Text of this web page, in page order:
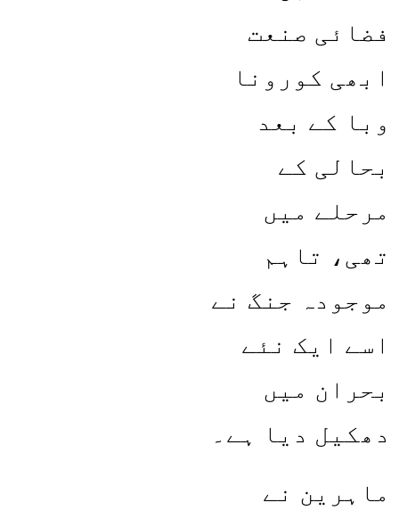
فضائی صنعت
ابھی کورونا
وبا کے بعد
بحالی کے
مرحلے میں
تھی، تاہم
موجودہ جنگ نے
اسے ایک نئے
بحران میں
دھکیل دیا ہے۔
ماہرین نے